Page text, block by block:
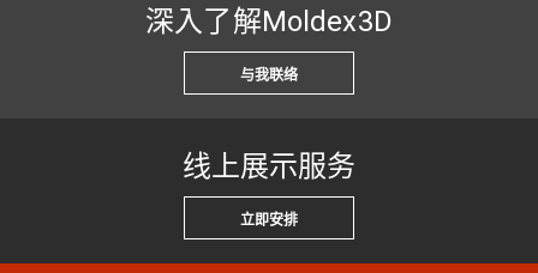
深入了解Moldex3D
与我联络
线上展示服务
立即安排